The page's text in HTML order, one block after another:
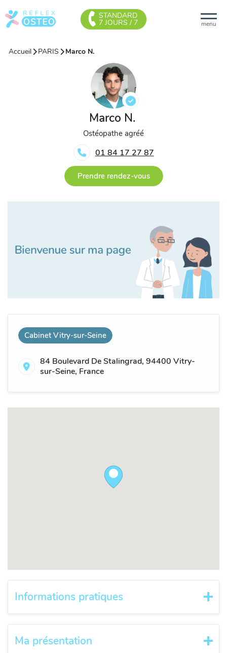
menu
STANDARD
7 JOURS / 7
Accueil PARIS Marco N.
Marco N.
Ostéopathe agréé
01 84 17 27 87
Prendre rendez-vous
Cabinet Vitry-sur-Seine
84 Boulevard De Stalingrad, 94400 Vitry-
sur-Seine, France
Informations pratiques
Ma présentation